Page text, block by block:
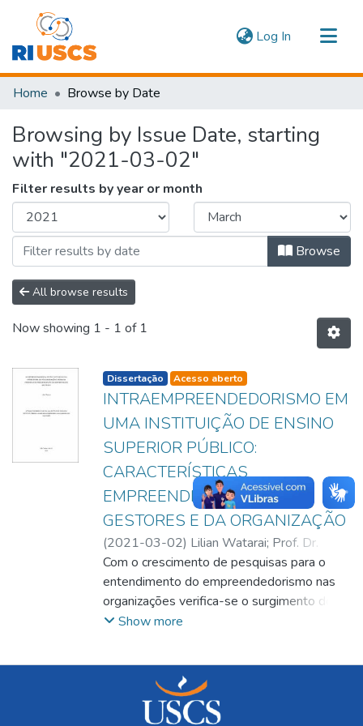
Log In (current)
Communities & Collections
Home Browse by Date
Browsing by Issue Date, starting
with "2021-03-02"
Filter results by year or month
Browse
All browse results
Now showing 1 - 1 of 1
listelement.badge.dso-type
Dissertação Acesso aberto
INTRAEMPREENDEDORISMO EM
UMA INSTITUIÇÃO DE ENSINO
SUPERIOR PÚBLICO:
CARACTERÍSTICAS
EMPREENDEDORAS DOS
GESTORES E DA ORGANIZAÇÃO
(2021-03-02) Lilian Watarai; Prof. Dr.
Milton Carlos Farina;Milton Carlos Farina
Edson Keyso de Miranda Kubo;Anne
Cristine Chinellato
Com o crescimento de pesquisas para o
entendimento do empreendedorismo nas
organizações verifica-se o surgimento do
intraempreendedorismo. O
desenvolve oportunidades, gerando valor,
sem depender dos recursos disponíveis,
assim os funcionários que aproveitam as
Show more